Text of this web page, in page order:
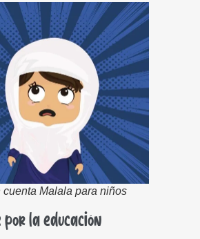
cuenta Malala para niños
la educación